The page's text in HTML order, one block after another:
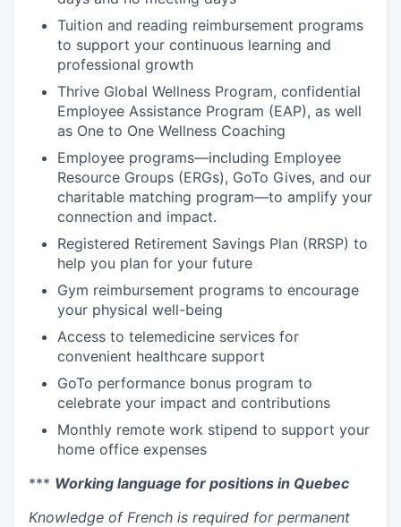
Tuition and reading reimbursement programs
to support your continuous learning and
professional growth
Thrive Global Wellness Program, confidential
Employee Assistance Program (EAP), as well
as One to One Wellness Coaching
Employee programs—including Employee
Resource Groups (ERGs), GoTo Gives, and our
charitable matching program—to amplify your
connection and impact.
Registered Retirement Savings Plan (RRSP) to
help you plan for your future
Gym reimbursement programs to encourage
your physical well-being
Access to telemedicine services for
convenient healthcare support
GoTo performance bonus program to
celebrate your impact and contributions
Monthly remote work stipend to support your
home office expenses
*** Working language for positions in Quebec
Knowledge of French is required for permanent